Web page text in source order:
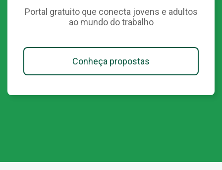
Portal gratuito que conecta jovens e adultos
ao mundo do trabalho
Conheça propostas